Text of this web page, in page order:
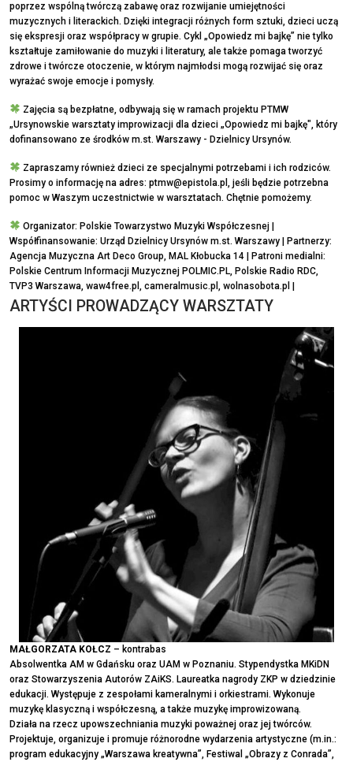
poprzez wspólną twórczą zabawę oraz rozwijanie umiejętności
muzycznych i literackich. Dzięki integracji różnych form sztuki, dzieci uczą
się ekspresji oraz współpracy w grupie. Cykl „Opowiedz mi bajkę” nie tylko
kształtuje zamiłowanie do muzyki i literatury, ale także pomaga tworzyć
zdrowe i twórcze otoczenie, w którym najmłodsi mogą rozwijać się oraz
wyrażać swoje emocje i pomysły.
Zajęcia są bezpłatne, odbywają się w ramach projektu PTMW
„Ursynowskie warsztaty improwizacji dla dzieci „Opowiedz mi bajkę", który
dofinansowano ze środków m.st. Warszawy - Dzielnicy Ursynów.
Zapraszamy również dzieci ze specjalnymi potrzebami i ich rodziców.
Prosimy o informację na adres: ptmw@epistola.pl , jeśli będzie potrzebna
pomoc w Waszym uczestnictwie w warsztatach. Chętnie pomożemy.
Organizator: Polskie Towarzystwo Muzyki Współczesnej |
Współfinansowanie: Urząd Dzielnicy Ursynów m.st. Warszawy | Partnerzy:
Agencja Muzyczna Art Deco Group, MAL Kłobucka 14 | Patroni medialni:
Polskie Centrum Informacji Muzycznej POLMIC.PL, Polskie Radio RDC,
TVP3 Warszawa, waw4free.pl, cameralmusic.pl, wolnasobota.pl |
ARTYŚCI PROWADZĄCY WARSZTATY
MAŁGORZATA KOŁCZ – kontrabas
Absolwentka AM w Gdańsku oraz UAM w Poznaniu. Stypendystka MKiDN
oraz Stowarzyszenia Autorów ZAiKS. Laureatka nagrody ZKP w dziedzinie
edukacji. Występuje z zespołami kameralnymi i orkiestrami. Wykonuje
muzykę klasyczną i współczesną, a także muzykę improwizowaną.
Działa na rzecz upowszechniania muzyki poważnej oraz jej twórców.
Projektuje, organizuje i promuje różnorodne wydarzenia artystyczne (m.in.:
program edukacyjny „Warszawa kreatywna”, Festiwal „Obrazy z Conrada”,